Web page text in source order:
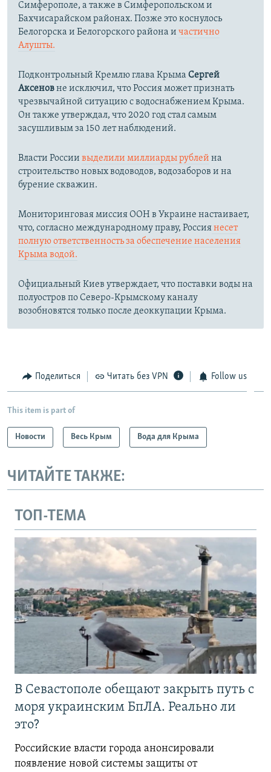
Симферополе, а также в Симферопольском и
Бахчисарайском районах. Позже это коснулось
Белогорска и Белогорского района и частично
Алушты.
Подконтрольный Кремлю глава Крыма Сергей
Аксеновне исключил, что Россия может признать
чрезвычайной ситуацию с водоснабжением Крыма.
Он также утверждал, что 2020 год стал самым
засушливым за 150 лет наблюдений.​
Власти России выделили миллиарды рублей на
строительство новых водоводов, водозаборов и на
бурение скважин.
Мониторинговая миссия ООН в Украине настаивает,
что, согласно международному праву, Россиянесет
полную ответственность за обеспечение населения
Крыма водой.
Официальный Киев утверждает, что поставки воды на
полуостров по Северо-Крымскому каналу
возобновятся только после деоккупации Крыма.
Поделиться Читать без VPN Follow us
This item is part of
Новости Весь Крым Вода для Крыма
ЧИТАЙТЕ ТАКЖЕ:
ТОП-ТЕМА
В Севастополе обещают закрыть путь с
моря украинским БпЛА. Реально ли
это?
Российские власти города анонсировали
появление новой системы защиты от